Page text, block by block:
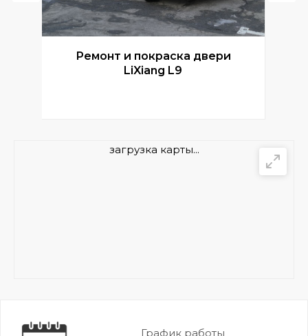
Ремонт и покраска двери
LiXiang L9
загрузка карты...
График работы